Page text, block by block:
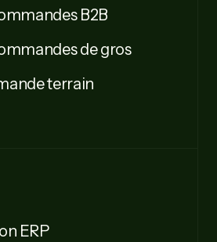
B2B
de gros
terrain
ERP